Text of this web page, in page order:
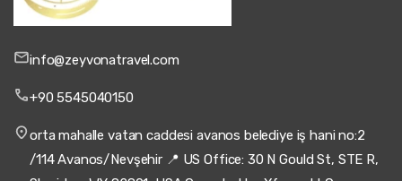
info@zeyvonatravel.com
+90 5545040150
orta mahalle vatan caddesi avanos belediye iş hani no:2
/114 Avanos/Nevşehir 📍 US Office: 30 N Gould St, STE R,